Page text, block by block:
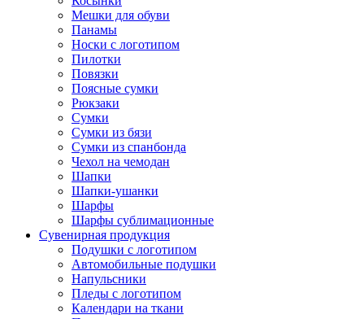
Мешки для обуви
Панамы
Носки с логотипом
Пилотки
Повязки
Поясные сумки
Рюкзаки
Сумки
Сумки из бязи
Сумки из спанбонда
Чехол на чемодан
Шапки
Шапки-ушанки
Шарфы
Шарфы сублимационные
Сувенирная продукция
Подушки с логотипом
Автомобильные подушки
Напульсники
Пледы с логотипом
Календари на ткани